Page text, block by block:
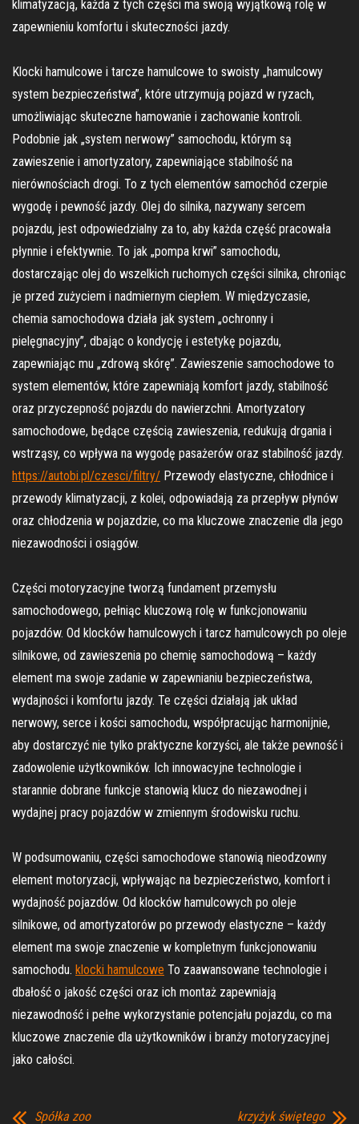
klimatyzacją, każda z tych części ma swoją wyjątkową rolę w
zapewnieniu komfortu i skuteczności jazdy.
Klocki hamulcowe i tarcze hamulcowe to swoisty „hamulcowy
system bezpieczeństwa”, które utrzymują pojazd w ryzach,
umożliwiając skuteczne hamowanie i zachowanie kontroli.
Podobnie jak „system nerwowy” samochodu, którym są
zawieszenie i amortyzatory, zapewniające stabilność na
nierównościach drogi. To z tych elementów samochód czerpie
wygodę i pewność jazdy. Olej do silnika, nazywany sercem
pojazdu, jest odpowiedzialny za to, aby każda część pracowała
płynnie i efektywnie. To jak „pompa krwi” samochodu,
dostarczając olej do wszelkich ruchomych części silnika, chroniąc
je przed zużyciem i nadmiernym ciepłem. W międzyczasie,
chemia samochodowa działa jak system „ochronny i
pielęgnacyjny”, dbając o kondycję i estetykę pojazdu,
zapewniając mu „zdrową skórę”. Zawieszenie samochodowe to
system elementów, które zapewniają komfort jazdy, stabilność
oraz przyczepność pojazdu do nawierzchni. Amortyzatory
samochodowe, będące częścią zawieszenia, redukują drgania i
wstrząsy, co wpływa na wygodę pasażerów oraz stabilność jazdy.
https://autobi.pl/czesci/filtry/ Przewody elastyczne, chłodnice i
przewody klimatyzacji, z kolei, odpowiadają za przepływ płynów
oraz chłodzenia w pojazdzie, co ma kluczowe znaczenie dla jego
niezawodności i osiągów.
Części motoryzacyjne tworzą fundament przemysłu
samochodowego, pełniąc kluczową rolę w funkcjonowaniu
pojazdów. Od klocków hamulcowych i tarcz hamulcowych po oleje
silnikowe, od zawieszenia po chemię samochodową – każdy
element ma swoje zadanie w zapewnianiu bezpieczeństwa,
wydajności i komfortu jazdy. Te części działają jak układ
nerwowy, serce i kości samochodu, współpracując harmonijnie,
aby dostarczyć nie tylko praktyczne korzyści, ale także pewność i
zadowolenie użytkowników. Ich innowacyjne technologie i
starannie dobrane funkcje stanowią klucz do niezawodnej i
wydajnej pracy pojazdów w zmiennym środowisku ruchu.
W podsumowaniu, części samochodowe stanowią nieodzowny
element motoryzacji, wpływając na bezpieczeństwo, komfort i
wydajność pojazdów. Od klocków hamulcowych po oleje
silnikowe, od amortyzatorów po przewody elastyczne – każdy
element ma swoje znaczenie w kompletnym funkcjonowaniu
samochodu. klocki hamulcowe To zaawansowane technologie i
dbałość o jakość części oraz ich montaż zapewniają
niezawodność i pełne wykorzystanie potencjału pojazdu, co ma
kluczowe znaczenie dla użytkowników i branży motoryzacyjnej
jako całości.
Spółka zoo
krzyżyk świętego